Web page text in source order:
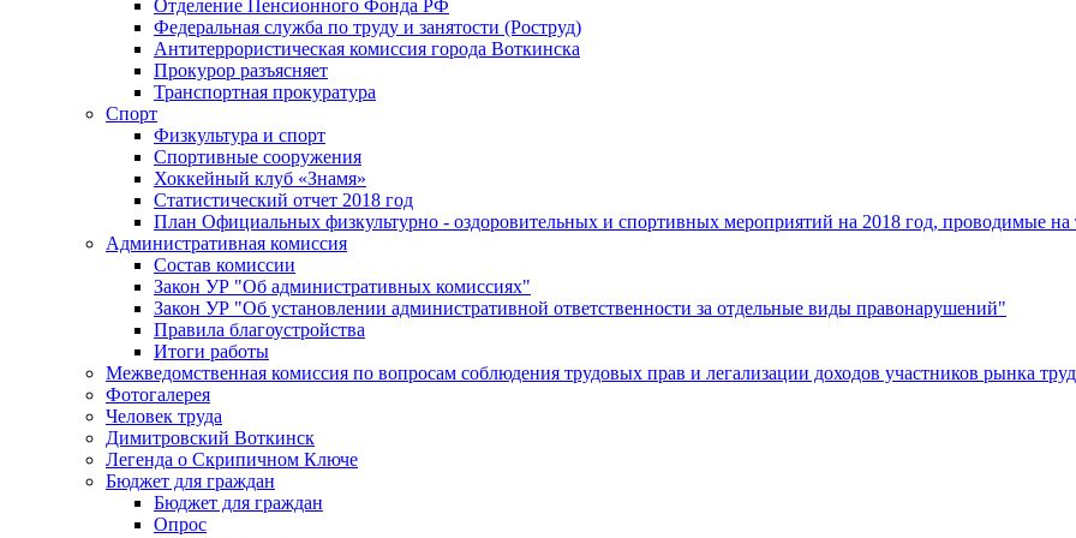
Отделение Пенсионного Фонда РФ
Федеральная служба по труду и занятости (Роструд)
Антитеррористическая комиссия города Воткинска
Прокурор разъясняет
Транспортная прокуратура
Спорт
Физкультура и спорт
Спортивные сооружения
Хоккейный клуб «Знамя»
Статистический отчет 2018 год
План Официальных физкультурно - оздоровительных и спортивных мероприятий на 2018 год, проводимые
Административная комиссия
Состав комиссии
Закон УР "Об административных комиссиях"
Закон УР "Об установлении административной ответственности за отдельные виды правонарушений"
Правила благоустройства
Итоги работы
Межведомственная комиссия по вопросам соблюдения трудовых прав и легализации доходов участников рынка
Фотогалерея
Человек труда
Димитровский Воткинск
Легенда о Скрипичном Ключе
Бюджет для граждан
Бюджет для граждан
Опрос